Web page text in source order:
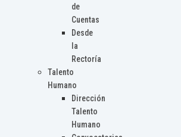
de
Cuentas
Desde
la
Rectoría
Talento
Humano
Dirección
Talento
Humano